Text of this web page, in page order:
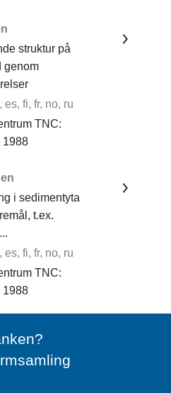
struktur på
genom
es, fi, fr, no, ru
TNC:
1988
en
i sedimentyta
t.ex.
es, fi, fr, no, ru
TNC:
1988